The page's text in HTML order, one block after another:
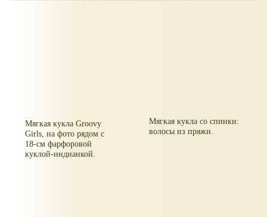
Мягкая кукла Groovy
Girls, на фото рядом с
18-см фарфоровой
куклой-индианкой.
Мягкая кукла со спинки:
волосы из пряжи.